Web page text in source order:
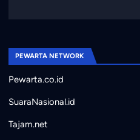
PEWARTA NETWORK
Pewarta.co.id
SuaraNasional.id
Tajam.net